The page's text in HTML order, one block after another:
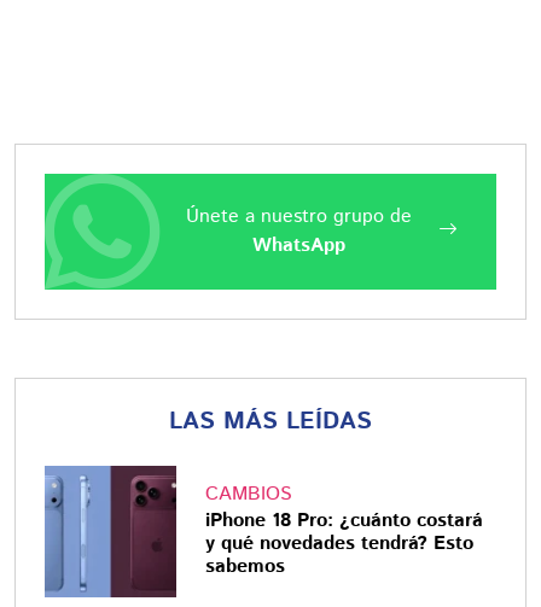
Únete a nuestro grupo de
WhatsApp
LAS MÁS LEÍDAS
CAMBIOS
iPhone 18 Pro: ¿cuánto costará
y qué novedades tendrá? Esto
sabemos